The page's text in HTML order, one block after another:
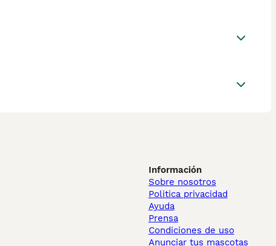
Información
Sobre nosotros
Politica privacidad
Ayuda
Prensa
Condiciones de uso
Anunciar tus mascotas